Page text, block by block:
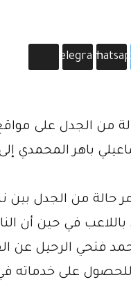
Telegram
من الجدل على مواقع
باهر المحمدي
حالة من الجدل
باللاعب في حين أن
فتحي الرحيل عن
على خدماته